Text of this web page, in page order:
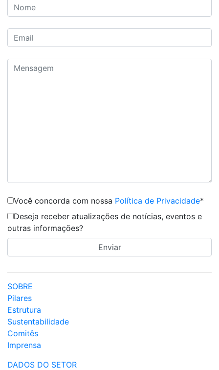
Você concorda com nossa Política de Privacidade*
Deseja receber atualizações de notícias, eventos e
outras informações?
SOBRE
Pilares
Estrutura
Sustentabilidade
Comitês
Imprensa
DADOS DO SETOR